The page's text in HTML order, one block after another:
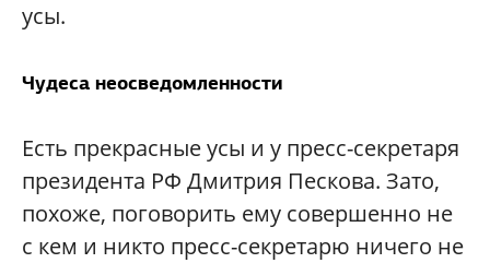
усы.
Чудеса неосведомленности
Есть прекрасные усы и у пресс-секретаря
президента РФ Дмитрия Пескова. Зато,
похоже, поговорить ему совершенно не
с кем и никто пресс-секретарю ничего не